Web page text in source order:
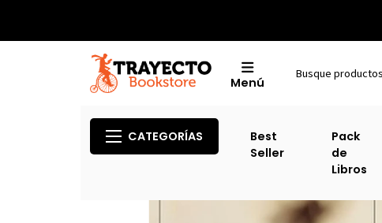
Menú
CATEGORÍAS
Best
Seller
Pack
de
Libros